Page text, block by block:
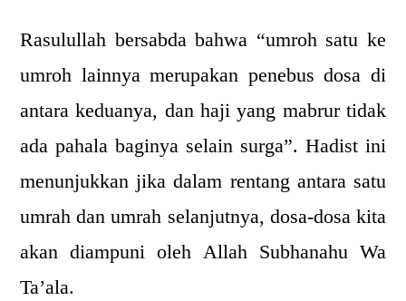
Rasulullah bersabda bahwa “umroh satu ke
umroh lainnya merupakan penebus dosa di
antara keduanya, dan haji yang mabrur tidak
ada pahala baginya selain surga”. Hadist ini
menunjukkan jika dalam rentang antara satu
umrah dan umrah selanjutnya, dosa-dosa kita
akan diampuni oleh Allah Subhanahu Wa
Ta’ala.